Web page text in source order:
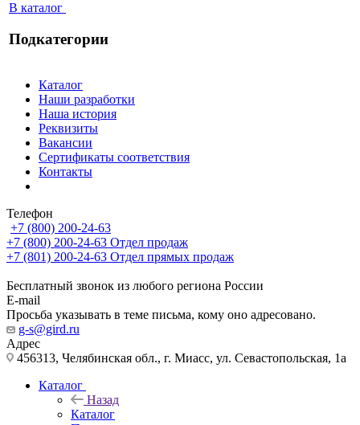
В каталог
Подкатегории
Каталог
Наши разработки
Наша история
Реквизиты
Вакансии
Сертификаты соответствия
Контакты
Телефон
+7 (800) 200-24-63
+7 (800) 200-24-63 Отдел продаж
+7 (801) 200-24-63 Отдел прямых продаж
Бесплатный звонок из любого региона России
E-mail
Просьба указывать в теме письма, кому оно адресовано.
g-s@gird.ru
Адрес
456313, Челябинская обл., г. Миасс, ул. Севастопольская, 1а
Каталог
Назад
Каталог